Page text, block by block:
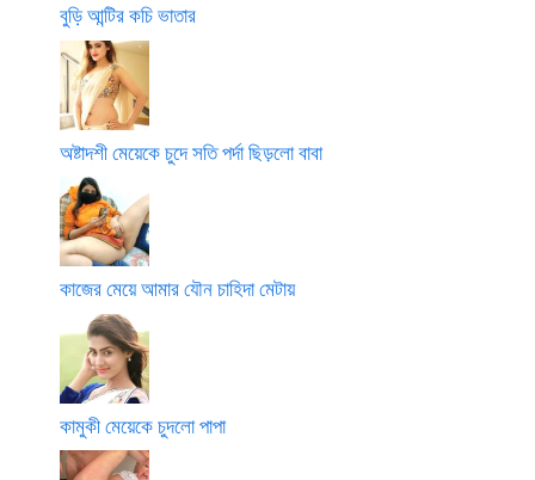
বুড়ি আন্টির কচি ভাতার
অষ্টাদশী মেয়েকে চুদে সতি পর্দা ছিড়লো বাবা
কাজের মেয়ে আমার যৌন চাহিদা মেটায়
কামুকী মেয়েকে চুদলো পাপা